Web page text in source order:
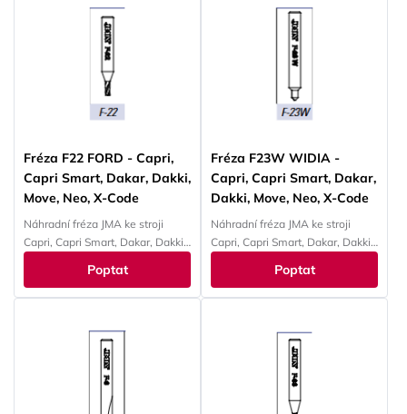
Fréza F22 FORD - Capri,
Capri Smart, Dakar, Dakki,
Move, Neo, X-Code
Náhradní fréza JMA ke stroji
Capri, Capri Smart, Dakar, Dakki,
Poptat
Fréza F23W WIDIA -
Capri, Capri Smart, Dakar,
Dakki, Move, Neo, X-Code
Náhradní fréza JMA ke stroji
Capri, Capri Smart, Dakar, Dakki,
Poptat